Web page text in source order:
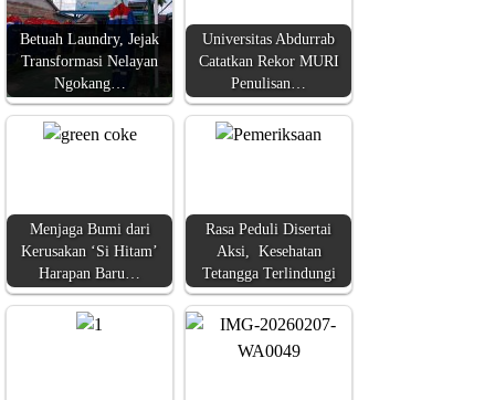
Betuah Laundry, Jejak
Transformasi Nelayan
Ngokang…
Universitas Abdurrab
Catatkan Rekor MURI
Penulisan…
Menjaga Bumi dari
Kerusakan ‘Si Hitam’
Harapan Baru…
Rasa Peduli Disertai
Aksi, Kesehatan
Tetangga Terlindungi